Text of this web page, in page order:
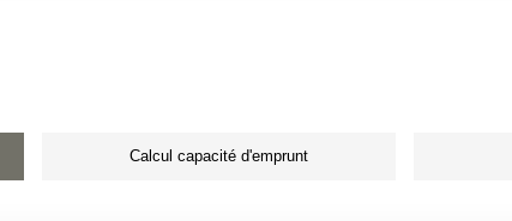
Calcul capacité d'emprunt